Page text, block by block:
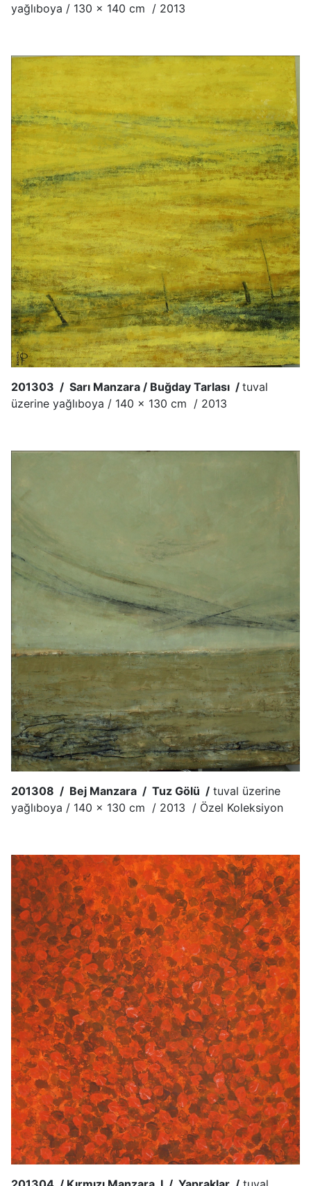
yağlıboya / 130 x 140 cm / 2013
201303 / Sarı Manzara / Buğday Tarlası / tuval
üzerine yağlıboya / 140 x 130 cm / 2013
201308 / Bej Manzara / Tuz Gölü / tuval üzerine
yağlıboya / 140 x 130 cm / 2013 / Özel Koleksiyon